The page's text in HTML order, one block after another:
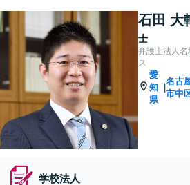
石田 大
士
弁護士法人名
ス
愛
知
県
|
名古
市中
学校法人